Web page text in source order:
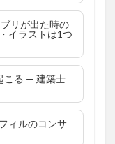
リが出た時の
イラストは1つ
こる — 建築士
ィルのコンサ